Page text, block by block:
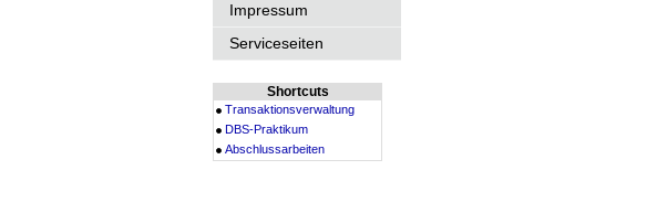
Impressum
Serviceseiten
Shortcuts
Transaktionsverwaltung
DBS-Praktikum
Abschlussarbeiten